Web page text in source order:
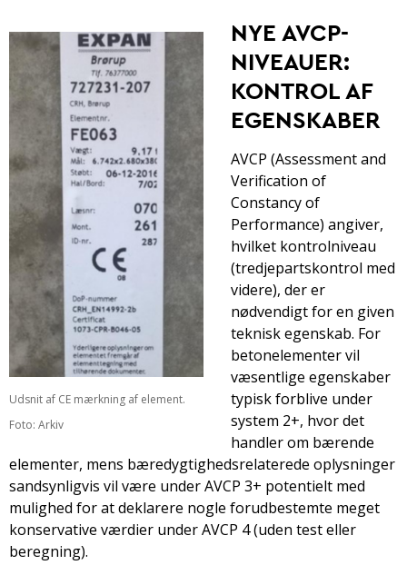
Udsnit af CE mærkning af element.
Foto: Arkiv
NYE AVCP-
NIVEAUER:
KONTROL AF
EGENSKABER
AVCP (Assessment and
Verification of
Constancy of
Performance) angiver,
hvilket kontrolniveau
(tredjepartskontrol med
videre), der er
nødvendigt for en given
teknisk egenskab. For
betonelementer vil
væsentlige egenskaber
typisk forblive under
system 2+, hvor det
handler om bærende
elementer, mens bæredygtighedsrelaterede oplysninger
sandsynligvis vil være under AVCP 3+ potentielt med
mulighed for at deklarere nogle forudbestemte meget
konservative værdier under AVCP 4 (uden test eller
beregning).